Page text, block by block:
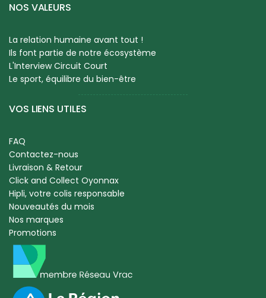
NOS VALEURS
La relation humaine avant tout !
Ils font partie de notre écosystème
L'Interview Circuit Court
Le sport, équilibre du bien-être
VOS LIENS UTILES
FAQ
Contactez-nous
Livraison & Retour
Click and Collect Oyonnax
Hipli, votre colis responsable
Nouveautés du mois
Nos marques
Promotions